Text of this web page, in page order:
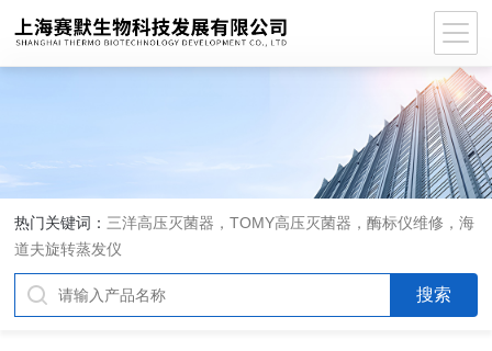
热门关键词： 三洋高压灭菌器，TOMY高压灭菌器，酶标仪维修，海
道夫旋转蒸发仪